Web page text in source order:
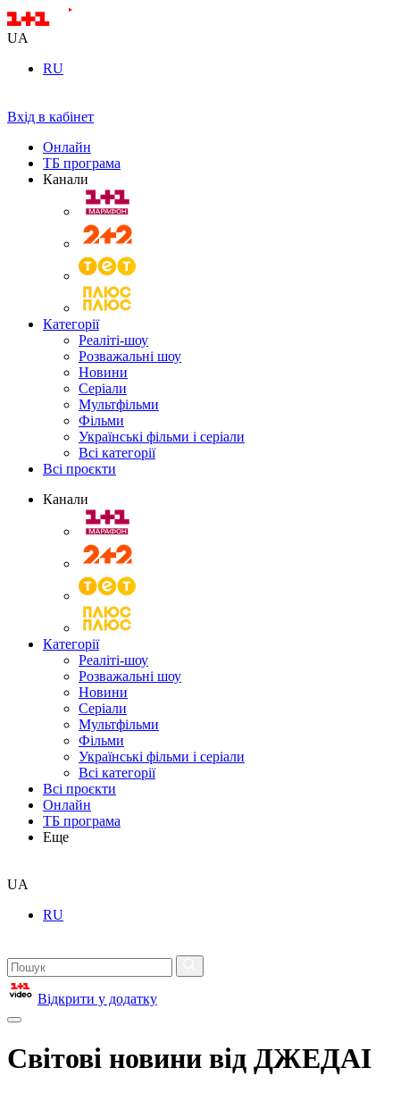
UA
RU
Вхід в кабінет
Онлайн
ТБ програма
Канали
Категорії
Реаліті-шоу
Розважальні шоу
Новини
Серіали
Мультфільми
Фільми
Українські фільми і серіали
Всі категорії
Всі проєкти
Канали
Категорії
Реаліті-шоу
Розважальні шоу
Новини
Серіали
Мультфільми
Фільми
Українські фільми і серіали
Всі категорії
Всі проєкти
Онлайн
ТБ програма
Еще
UA
RU
Відкрити у додатку
Світові новини від ДЖЕДАІ